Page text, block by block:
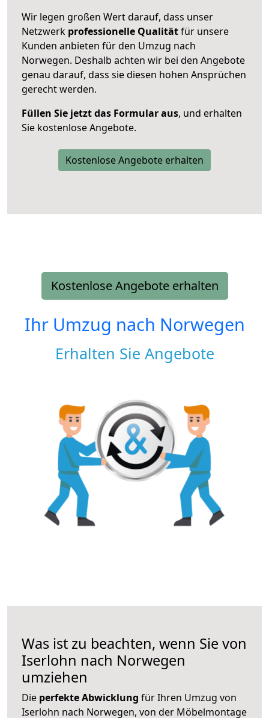
Wir legen großen Wert darauf, dass unser
Netzwerk professionelle Qualitätfür unsere
Kunden anbieten für den Umzug nach
Norwegen. Deshalb achten wir bei den Angebote
genau darauf, dass sie diesen hohen Ansprüchen
gerecht werden.
Füllen Sie jetzt das Formular aus, und erhalten
Sie kostenlose Angebote.
Kostenlose Angebote erhalten
Kostenlose Angebote erhalten
Ihr Umzug nach Norwegen
Erhalten Sie Angebote
Was ist zu beachten, wenn Sie von
Iserlohn nach Norwegen
umziehen
Die perfekte Abwicklung für Ihren Umzug von
Iserlohn nach Norwegen, von der Möbelmontage